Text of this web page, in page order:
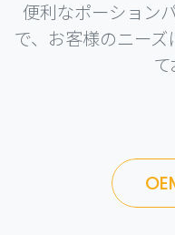
便利なポーション
で、お客様のニー
て